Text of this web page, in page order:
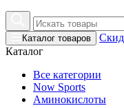
Каталог товаров
Каталог
Все категории
Now Sports
Аминокислоты